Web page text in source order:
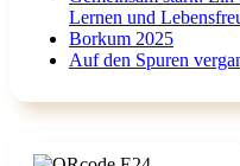
Lernen und
Borkum 2025
Auf den Spuren